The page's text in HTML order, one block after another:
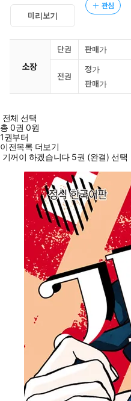
미리보기
관심
소장
단권 판매가
전권
정가
판매가
전체 선택
총0권 0원
1권부터
이전목록 더보기
기꺼이 하겠습니다 5권 (완결) 선택